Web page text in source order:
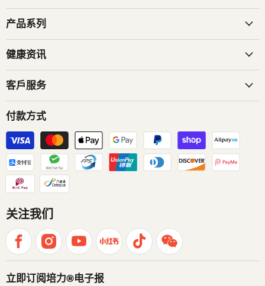
付款方式
关注我们
产品系列
健康资讯
客戶服务
立即订阅培力®电子报